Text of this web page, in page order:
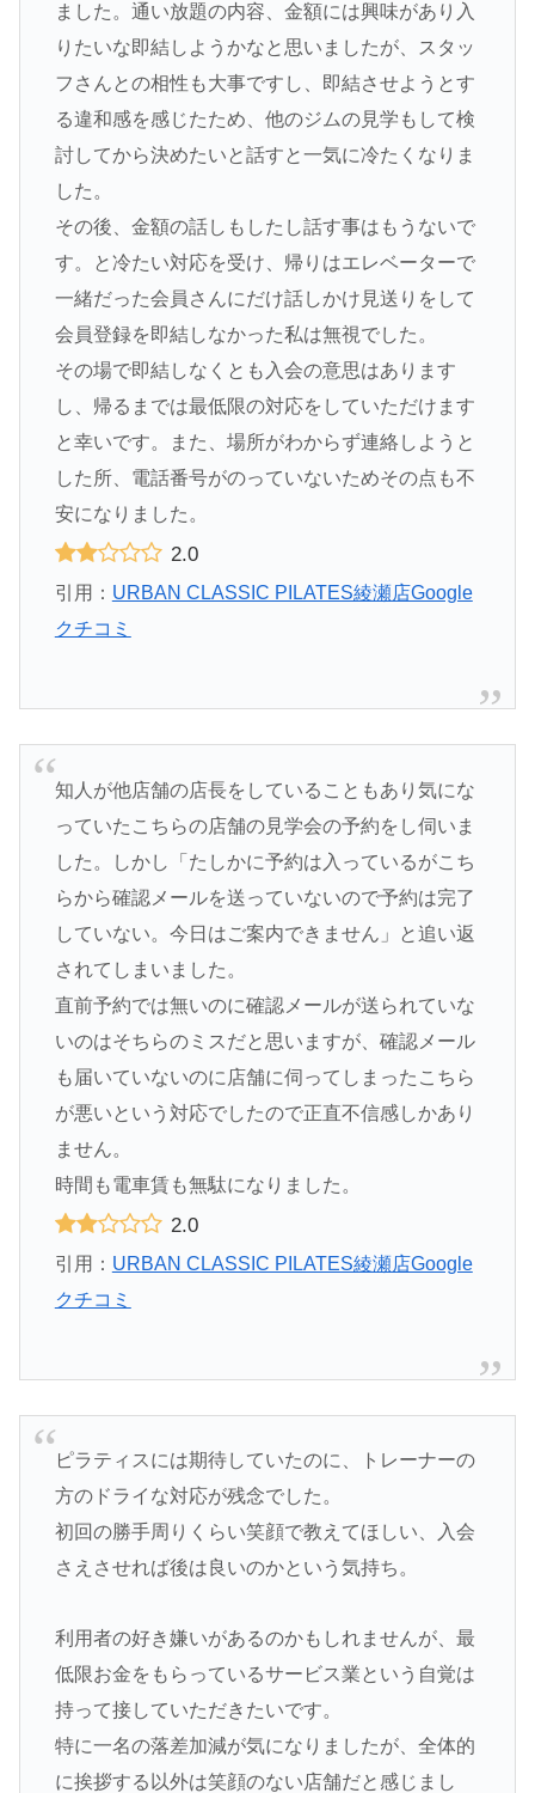
ました。通い放題の内容、金額には興味があり入
りたいな即結しようかなと思いましたが、スタッ
フさんとの相性も大事ですし、即結させようとす
る違和感を感じたため、他のジムの見学もして検
討してから決めたいと話すと一気に冷たくなりま
した。
その後、金額の話しもしたし話す事はもうないで
す。と冷たい対応を受け、帰りはエレベーターで
一緒だった会員さんにだけ話しかけ見送りをして
会員登録を即結しなかった私は無視でした。
その場で即結しなくとも入会の意思はあります
し、帰るまでは最低限の対応をしていただけます
と幸いです。また、場所がわからず連絡しようと
した所、電話番号がのっていないためその点も不
安になりました。
2.0
引用： URBAN CLASSIC PILATES綾瀬店Google
クチコミ
知人が他店舗の店長をしていることもあり気にな
っていたこちらの店舗の見学会の予約をし伺いま
した。しかし「たしかに予約は入っているがこち
らから確認メールを送っていないので予約は完了
していない。今日はご案内できません」と追い返
されてしまいました。
直前予約では無いのに確認メールが送られていな
いのはそちらのミスだと思いますが、確認メール
も届いていないのに店舗に伺ってしまったこちら
が悪いという対応でしたので正直不信感しかあり
ません。
時間も電車賃も無駄になりました。
2.0
引用： URBAN CLASSIC PILATES綾瀬店Google
クチコミ
ピラティスには期待していたのに、トレーナーの
方のドライな対応が残念でした。
初回の勝手周りくらい笑顔で教えてほしい、入会
さえさせれば後は良いのかという気持ち。
利用者の好き嫌いがあるのかもしれませんが、最
低限お金をもらっているサービス業という自覚は
持って接していただきたいです。
特に一名の落差加減が気になりましたが、全体的
に挨拶する以外は笑顔のない店舗だと感じまし